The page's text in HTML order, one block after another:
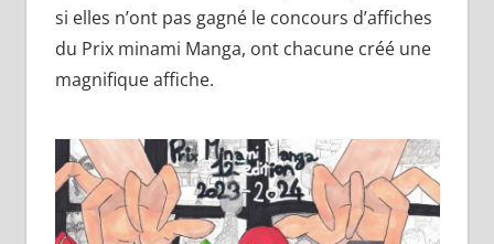
si elles n’ont pas gagné le concours d’affiches
du Prix minami Manga, ont chacune créé une
magnifique affiche.